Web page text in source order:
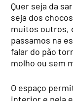
Quer seja da
seja dos
muitos outros,
passamos na
falar do pão
molho ou sem
O espaço